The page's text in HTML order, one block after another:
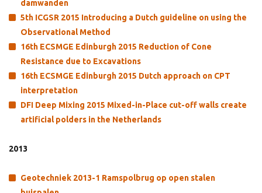
damwanden
5th ICGSR 2015 Introducing a Dutch guideline on using the
Observational Method
16th ECSMGE Edinburgh 2015 Reduction of Cone
Resistance due to Excavations
16th ECSMGE Edinburgh 2015 Dutch approach on CPT
interpretation
DFI Deep Mixing 2015 Mixed-in-Place cut-off walls create
artificial polders in the Netherlands
2013
Geotechniek 2013-1 Ramspolbrug op open stalen